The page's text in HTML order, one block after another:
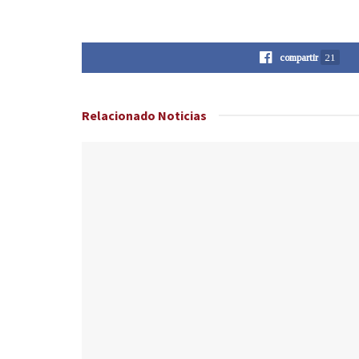
compartir 21
Relacionado Noticias